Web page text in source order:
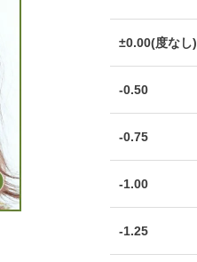
±0.00(度なし)
-0.50
-0.75
-1.00
-1.25